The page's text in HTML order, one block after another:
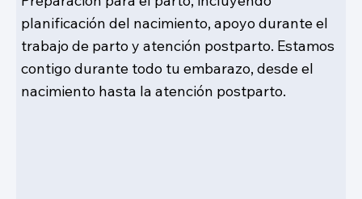
planificación del nacimiento, apoyo durante el
trabajo de parto y atención postparto. Estamos
contigo durante todo tu embarazo, desde el
nacimiento hasta la atención postparto.